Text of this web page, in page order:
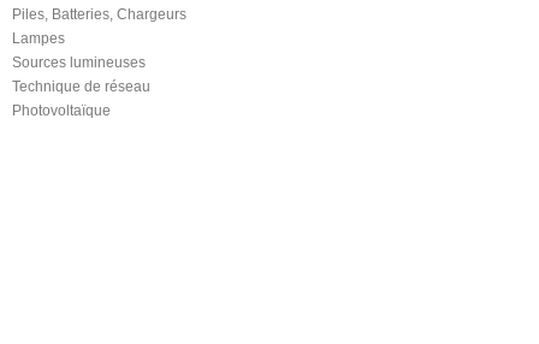
Piles, Batteries, Chargeurs
Lampes
Sources lumineuses
Technique de réseau
Photovoltaïque